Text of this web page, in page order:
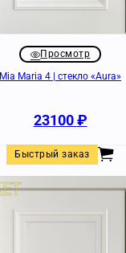
Просмотр
Mia Maria 4 | стекло «Aura»
23100₽
Быстрый заказ